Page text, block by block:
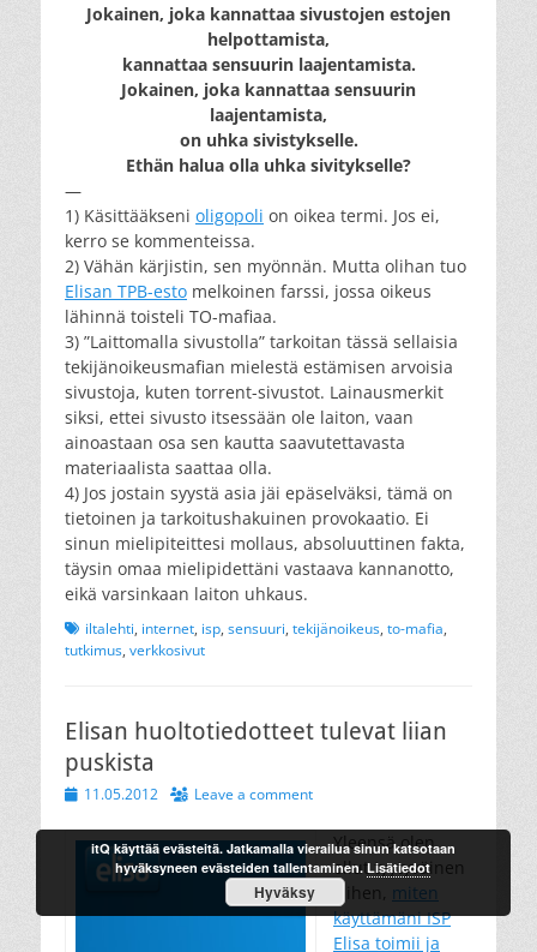
Jokainen, joka kannattaa sivustojen estojen
helpottamista,
kannattaa sensuurin laajentamista.
Jokainen, joka kannattaa sensuurin
laajentamista,
on uhka sivistykselle.
Ethän halua olla uhka sivitykselle?
—
1) Käsittääkseni oligopoli on oikea termi. Jos ei,
kerro se kommenteissa.
2) Vähän kärjistin, sen myönnän. Mutta olihan tuo
Elisan TPB-esto melkoinen farssi, jossa oikeus
lähinnä toisteli TO-mafiaa.
3) ”Laittomalla sivustolla” tarkoitan tässä sellaisia
tekijänoikeusmafian mielestä estämisen arvoisia
sivustoja, kuten torrent-sivustot. Lainausmerkit
siksi, ettei sivusto itsessään ole laiton, vaan
ainoastaan osa sen kautta saavutettavasta
materiaalista saattaa olla.
4) Jos jostain syystä asia jäi epäselväksi, tämä on
tietoinen ja tarkoitushakuinen provokaatio. Ei
sinun mielipiteittesi mollaus, absoluuttinen fakta,
täysin omaa mielipidettäni vastaava kannanotto,
eikä varsinkaan laiton uhkaus.
Tagsiltalehti, internet, isp, sensuuri, tekijänoikeus, to-mafia,
tutkimus, verkkosivut
Elisan huoltotiedotteet tulevat liian
puskista
Posted11.05.2012 Leave a comment
Yleensä olen
ollut tyytyväinen
siihen, miten
käyttämäni ISP
Elisa toimii ja
itQ käyttää evästeitä. Jatkamalla vierailua sinun katsotaan
hyväksyneen evästeiden tallentaminen.Lisätiedot
Hyväksy